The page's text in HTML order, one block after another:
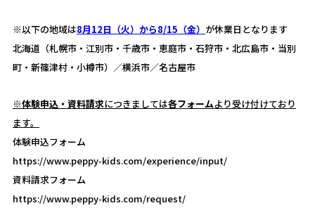
※以下の地域は8月12日（火）から8/15（金） が休業日となります
北海道（札幌市・江別市・千歳市・恵庭市・石狩市・北広島市・当別
町・新篠津村・小樽市）／横浜市／名古屋市
※体験申込・資料請求につきましては各フォームより受け付けており
ます。
体験申込フォーム
https://www.peppy-kids.com/experience/input/
資料請求フォーム
https://www.peppy-kids.com/request/